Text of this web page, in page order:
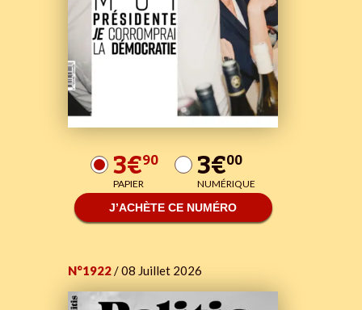
3€90
PAPIER 3€00
NUMÉRIQUE
J’ACHÈTE CE NUMÉRO
N°1922/ 08 Juillet 2026